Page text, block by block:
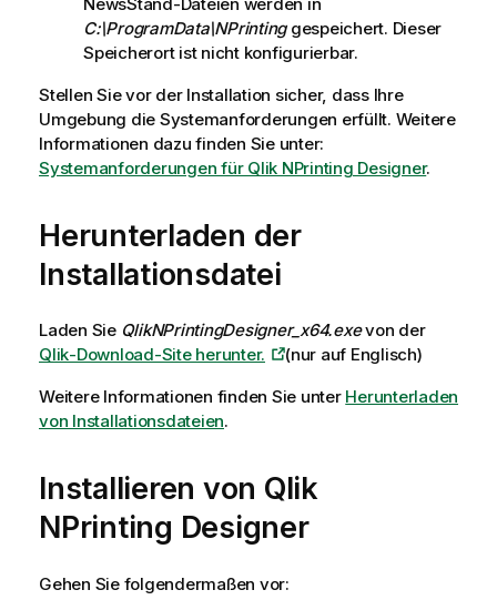
s
C:\ProgramData\NPrintinggespeichert. Dieser
Speicherort ist nicht konfigurierbar.
Stellen Sie vor der Installation sicher, dass Ihre
Umgebung die Systemanforderungen erfüllt. Weitere
Informationen dazu finden Sie unter:
Systemanforderungen für Qlik NPrinting Designer.
Herunterladen der
Installationsdatei
Laden Sie QlikNPrintingDesigner_x64.exevon der
Qlik-Download-Site herunter.
(nur auf Englisch)
Weitere Informationen finden Sie unter Herunterladen
von Installationsdateien.
Installieren von Qlik
NPrinting Designer
Gehen Sie folgendermaßen vor: